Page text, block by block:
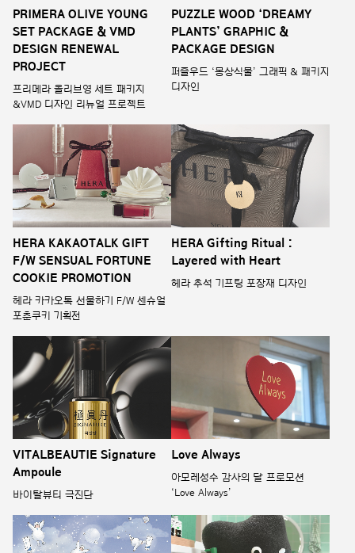
PRIMERA OLIVE YOUNG
SET PACKAGE & VMD
DESIGN RENEWAL
PROJECT
프리메라 올리브영 세트 패키지
&VMD 디자인 리뉴얼 프로젝트
PUZZLE WOOD ‘DREAMY
PLANTS’ GRAPHIC &
PACKAGE DESIGN
퍼즐우드 ‘몽상식물’ 그래픽 & 패키지
디자인
HERA KAKAOTALK GIFT
F/W SENSUAL FORTUNE
COOKIE PROMOTION
헤라 카카오톡 선물하기 F/W 센슈얼
포춘쿠키 기획전
HERA Gifting Ritual :
Layered with Heart
헤라 추석 기프팅 포장재 디자인
VITALBEAUTIE Signature
Ampoule
바이탈뷰티 극진단
Love Always
아모레성수 감사의 달 프로모션
‘Love Always’